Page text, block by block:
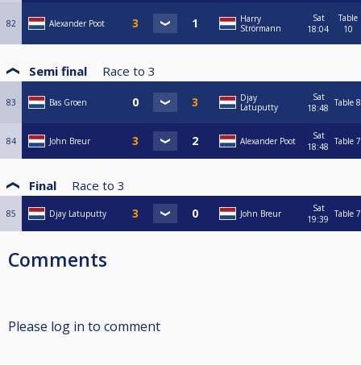
82 Alexander Poot
Harry
Strörmann
Sat
18:04
Table
10
Semi final Race to 3
83 Bas Groen
Djay
Latuputty
Sat
18:48 Table 8
84 John Breur Alexander Poot
Sat
18:48 Table 7
Final Race to 3
85 Djay Latuputty John Breur
Sat
19:39 Table 7
Comments
Please log in to comment